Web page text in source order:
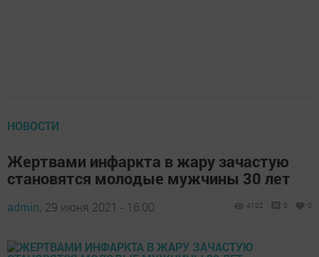
НОВОСТИ
Жертвами инфаркта в жару зачастую
становятся молодые мужчины 30 лет
admin, 29 июня 2021 - 16:00 4102 0 0